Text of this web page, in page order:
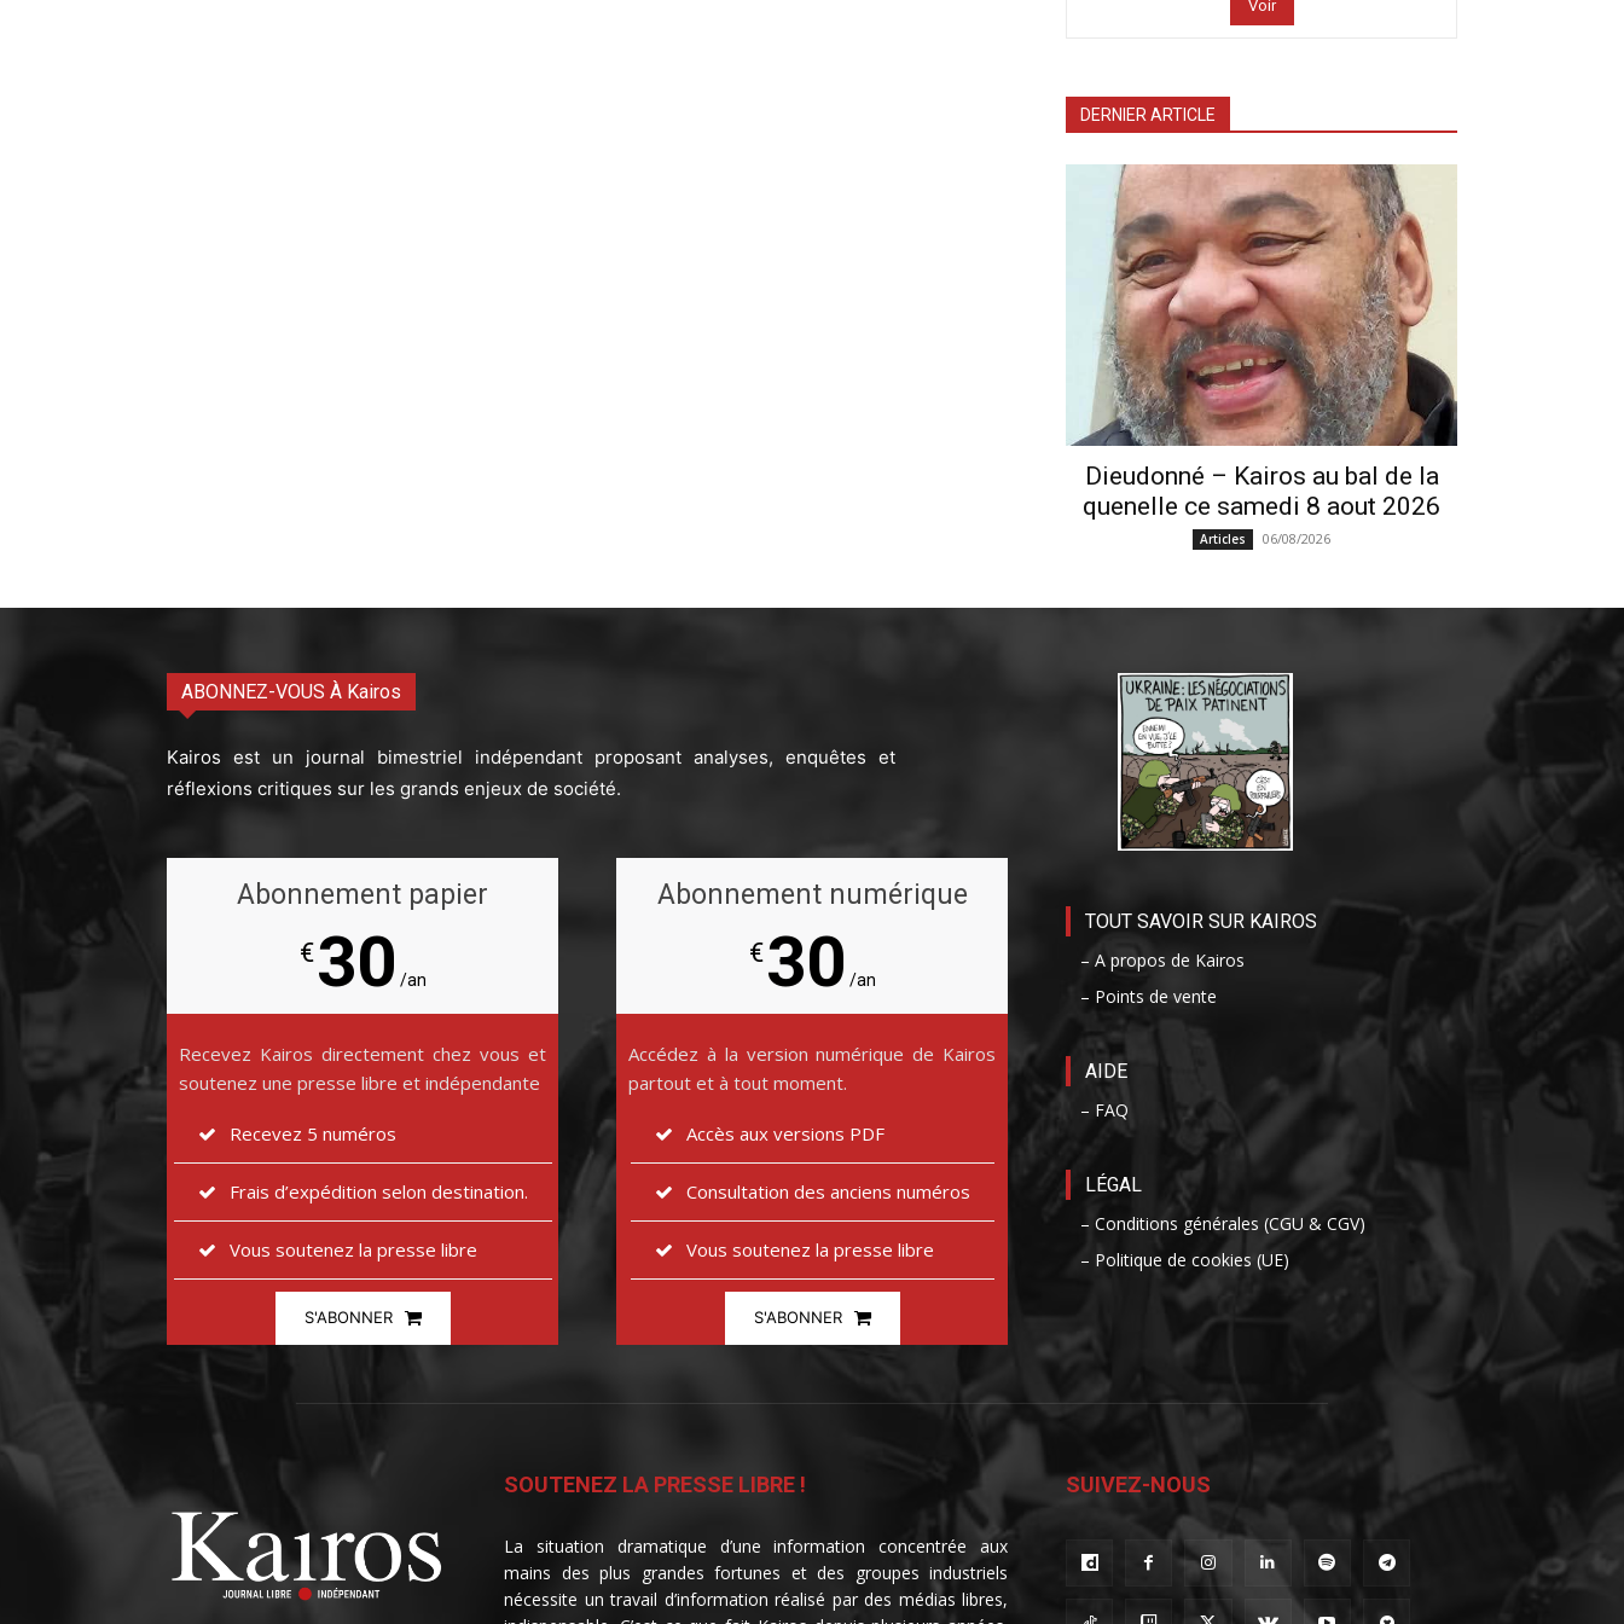
Voir
DERNIER ARTICLE
Dieudonné – Kairos au bal de la
quenelle ce samedi 8 aout 2026
Articles 06/08/2026
ABONNEZ-VOUS À Kairos
Kairos est un journal bimestriel indépendant proposant analyses, enquêtes et
réflexions critiques sur les grands enjeux de société.
Abonnement papier
€30 /an
Recevez Kairos directement chez vous et
soutenez une presse libre et indépendante
Recevez 5 numéros
Frais d’expédition selon destination.
Vous soutenez la presse libre
S'ABONNER
Abonnement numérique
€30 /an
Accédez à la version numérique de Kairos
partout et à tout moment.
Accès aux versions PDF
Consultation des anciens numéros
Vous soutenez la presse libre
S'ABONNER
TOUT SAVOIR SUR KAIROS
– A propos de Kairos
– Points de vente
AIDE
– FAQ
LÉGAL
– Conditions générales (CGU & CGV)
– Politique de cookies (UE)
SOUTENEZ LA PRESSE LIBRE !
La situation dramatique d’une information concentrée aux
mains des plus grandes fortunes et des groupes industriels
nécessite un travail d’information réalisé par des médias libres,
SUIVEZ-NOUS